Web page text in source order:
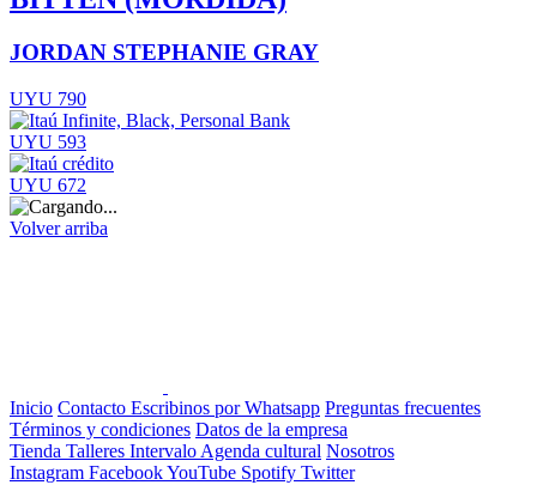
JORDAN STEPHANIE GRAY
UYU 790
UYU 593
UYU 672
Volver arriba
Inicio Contacto Escribinos por Whatsapp Preguntas frecuentes
Términos y condiciones Datos de la empresa
Tienda Talleres Intervalo Agenda cultural Nosotros
Instagram FacebookYouTube Spotify Twitter